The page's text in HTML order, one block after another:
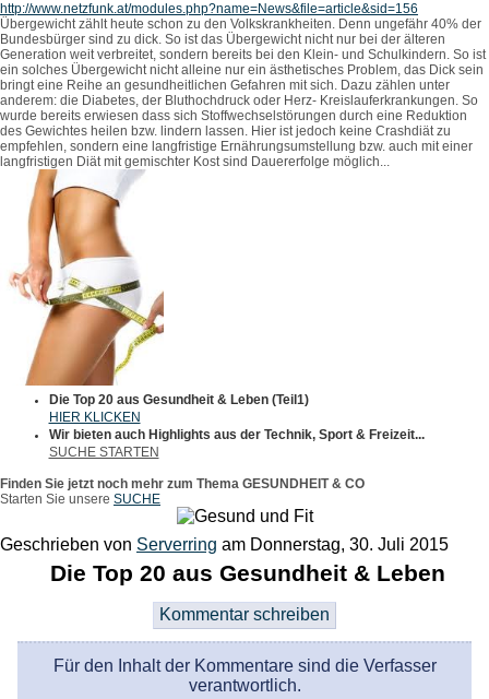
http://www.netzfunk.at/modules.php?name=News&file=article&sid=156
Übergewicht zählt heute schon zu den Volkskrankheiten. Denn ungefähr 40% der
Bundesbürger sind zu dick. So ist das Übergewicht nicht nur bei der älteren
Generation weit verbreitet, sondern bereits bei den Klein- und Schulkindern. So ist
ein solches Übergewicht nicht alleine nur ein ästhetisches Problem, das Dick sein
bringt eine Reihe an gesundheitlichen Gefahren mit sich. Dazu zählen unter
anderem: die Diabetes, der Bluthochdruck oder Herz- Kreislauferkrankungen. So
wurde bereits erwiesen dass sich Stoffwechselstörungen durch eine Reduktion
des Gewichtes heilen bzw. lindern lassen. Hier ist jedoch keine Crashdiät zu
empfehlen, sondern eine langfristige Ernährungsumstellung bzw. auch mit einer
langfristigen Diät mit gemischter Kost sind Dauererfolge möglich...
Die Top 20 aus Gesundheit & Leben (Teil1)
HIER KLICKEN
Wir bieten auch Highlights aus der Technik, Sport & Freizeit...
SUCHE STARTEN
Finden Sie jetzt noch mehr zum Thema GESUNDHEIT & CO
Starten Sie unsere SUCHE
Geschrieben von Serverring am Donnerstag, 30. Juli 2015
Die Top 20 aus Gesundheit & Leben
Für den Inhalt der Kommentare sind die Verfasser
verantwortlich.